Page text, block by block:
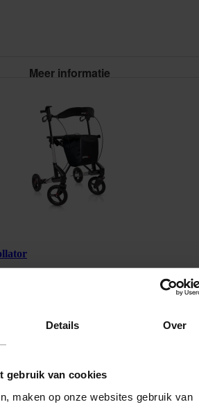
Details Over
gebruik van cookies
maken op onze websites gebruik van
Meer informatie